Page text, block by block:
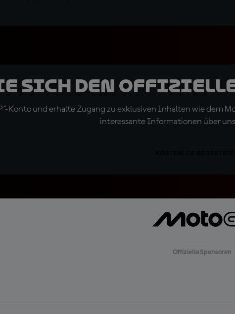
sich den
Konto und erhalte Zugang zu exklusiven Inhalten wie dem
interessante Informationen über
Offizielle Sponsoren